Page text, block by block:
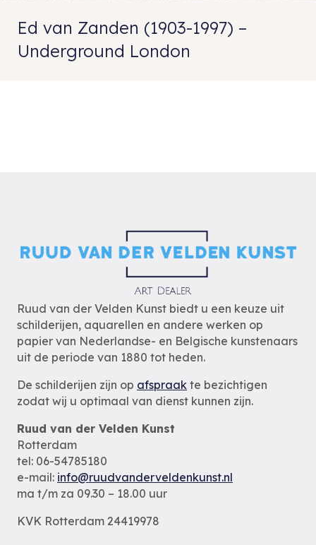
Ed van Zanden (1903-1997) –
Underground London
Ruud van der Velden Kunst biedt u een keuze uit
schilderijen, aquarellen en andere werken op
papier van Nederlandse- en Belgische kunstenaars
uit de periode van 1880 tot heden.
De schilderijen zijn op afspraak te bezichtigen
zodat wij u optimaal van dienst kunnen zijn.
Ruud van der Velden Kunst
Rotterdam
tel: 06-54785180
e-mail: info@ruudvanderveldenkunst.nl
ma t/m za 09.30 – 18.00 uur
KVK Rotterdam 24419978